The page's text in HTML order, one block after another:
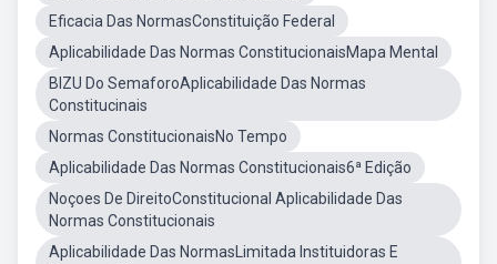
Eficacia Das NormasConstituição Federal
Aplicabilidade Das Normas ConstitucionaisMapa Mental
BIZU Do SemaforoAplicabilidade Das Normas
Constitucinais
Normas ConstitucionaisNo Tempo
Aplicabilidade Das Normas Constitucionais6ª Edição
Noçoes De DireitoConstitucional Aplicabilidade Das
Normas Constitucionais
Aplicabilidade Das NormasLimitada Instituidoras E